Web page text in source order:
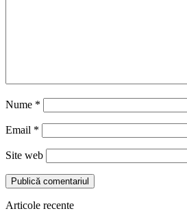
Nume *
Email *
Site web
Articole recente